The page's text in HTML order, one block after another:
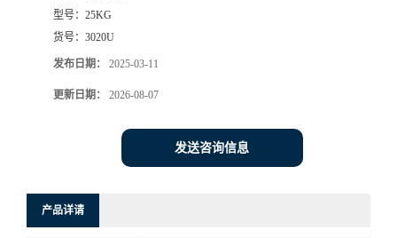
型号： 25KG
货号： 3020U
发布日期： 2025-03-11
更新日期： 2026-08-07
发送咨询信息
产品详请